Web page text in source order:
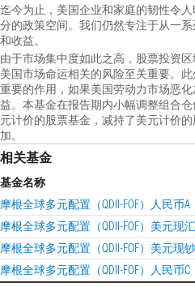
迄今为止，美国企业和家庭的韧性令
分的政策空间。我们仍然专注于从一
和收益。
由于市场集中度如此之高，股票投资
美国市场命运相关的风险至关重要。
重要的作用，如果美国劳动力市场恶
益。本基金在报告期内小幅调整组合
元计价的股票基金，减持了美元计价
加。
相关基金
基金名称
摩根全球多元配置（QDII-FOF）人民币A
摩根全球多元配置（QDII-FOF）美元现汇
摩根全球多元配置（QDII-FOF）美元现钞
摩根全球多元配置（QDII-FOF）人民币C